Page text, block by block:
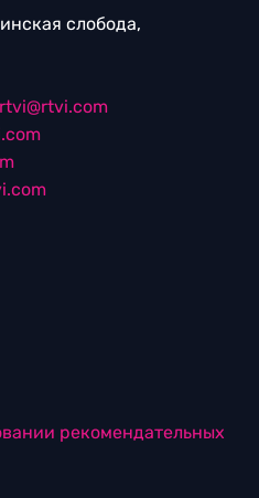
слобода,
рекомендательных